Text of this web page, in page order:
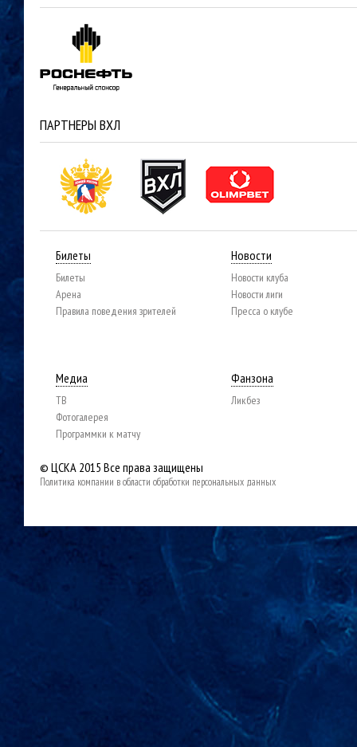
ПАРТНЕРЫ ВХЛ
Билеты
Билеты
Арена
Правила поведения зрителей
Новости
Новости клуба
Новости лиги
Пресса о клубе
Медиа
ТВ
Фотогалерея
Программки к матчу
Фанзона
Ликбез
© ЦСКА 2015 Все права защищены
Политика компании в области обработки персональных данных